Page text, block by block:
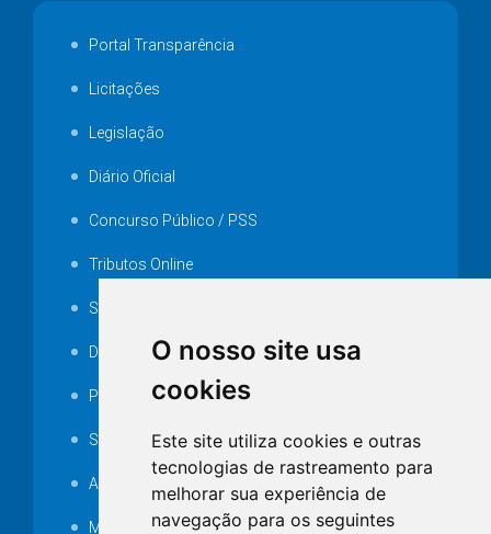
O nosso site usa
cookies
Este site utiliza cookies e outras
tecnologias de rastreamento para
melhorar sua experiência de
navegação para os seguintes
Portal Transparência
Licitações
Legislação
Diário Oficial
Concurso Público / PSS
Tributos Online
Serviços ISS-E
Decretos
Portarias
SAMAE
Audiência pública
MANUTENÇÃO DE ILUMINAÇÃO PÚBLICA